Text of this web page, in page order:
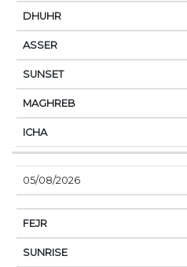
05/08/2026